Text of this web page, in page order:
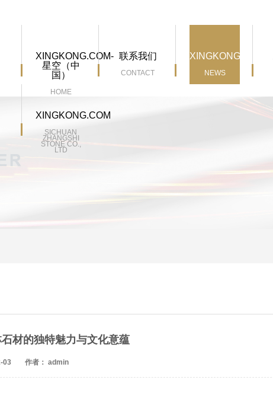
XINGKONG.COM-
星空（中
国）
HOME
联系我们
CONTACT
XINGKONG.COM
NEWS
XINGKONG.COM
SICHUAN
ZHANGSHI
STONE CO.,
LTD
材的独特魅力与文化意蕴
03 作者： admin